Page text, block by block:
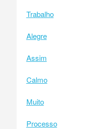
Trabalho
Alegre
Assim
Calmo
Muito
Processo